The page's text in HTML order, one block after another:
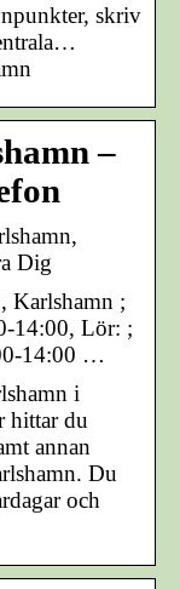
skriv
–
Dig
Karlshamn ;
14:00, Lör: ;
14:00 …
i
hittar du
annan
Du
och